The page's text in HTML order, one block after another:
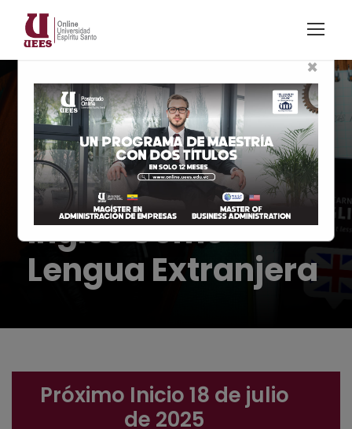
Modalidad En Línea
Maestría en
Enseñanza de
Inglés Como
Lengua Extranjera
Próximo Inicio 18 de julio
de 2025
×